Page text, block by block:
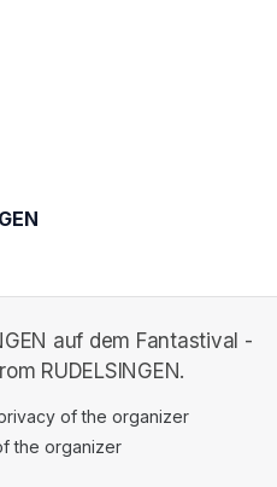
auf dem Fantastival -
RUDELSINGEN.
in a new tab)of the organizer
the organizer